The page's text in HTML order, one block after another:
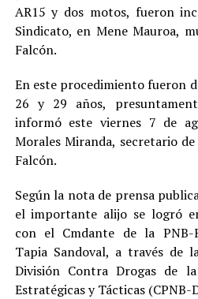
AR15 y dos motos, fueron
Sindicato, en Mene Mauroa,
Falcón.
En este procedimiento fueron
26 y 29 años,
informó este viernes 7 de
Morales Miranda, secretario
Falcón.
Según la nota de prensa
el importante alijo se logró
con el Cmdante de la PNB-
Tapia Sandoval, a través de
División Contra Drogas de
Estratégicas y Tácticas (CPNB-